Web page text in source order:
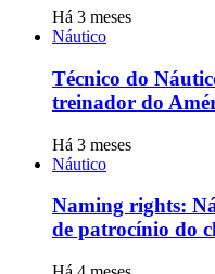
Há 3 meses
Náutico
Técnico do
treinador do
Há 3 meses
Náutico
Naming rights:
de patrocínio do